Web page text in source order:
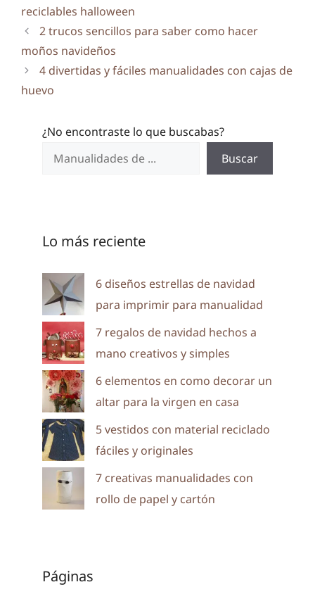
reciclables halloween
2 trucos sencillos para saber como hacer
moños navideños
4 divertidas y fáciles manualidades con cajas de
huevo
¿No encontraste lo que buscabas?
Buscar
Lo más reciente
6 diseños estrellas de navidad
para imprimir para manualidad
7 regalos de navidad hechos a
mano creativos y simples
6 elementos en como decorar un
altar para la virgen en casa
5 vestidos con material reciclado
fáciles y originales
7 creativas manualidades con
rollo de papel y cartón
Páginas